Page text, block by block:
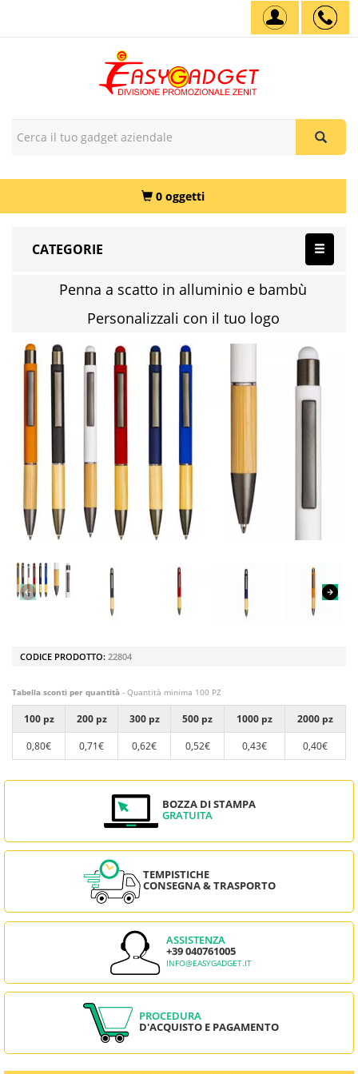
0 oggetti
CATEGORIE
Penna a scatto in alluminio e bambù
Personalizzali con il tuo logo
CODICE PRODOTTO: 22804
Tabella sconti per quantità - Quantità minima 100 PZ
100 pz 200 pz 300 pz 500 pz 1000 pz
2000 pz
0,80€
0,71€ 0,62€ 0,52€ 0,43€ 0,40€
BOZZA DI STAMPA
GRATUITA
TEMPISTICHE
CONSEGNA & TRASPORTO
ASSISTENZA
+39 040761005
INFO@EASYGADGET.IT
PROCEDURA
D'ACQUISTO E PAGAMENTO